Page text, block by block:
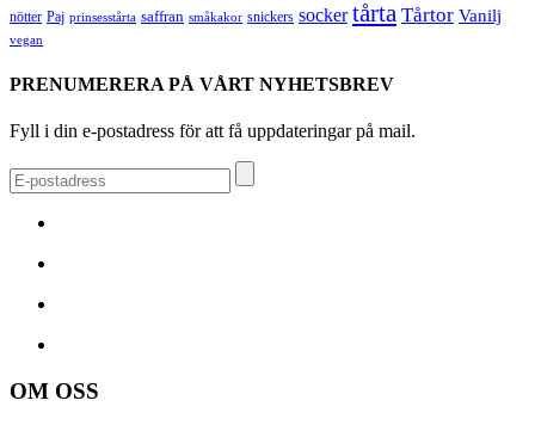
nötter Paj prinsesstårta saffran småkakor snickers socker tårta Tårtor Vanilj
vegan
PRENUMERERA PÅ VÅRT NYHETSBREV
Fyll i din e-postadress för att få uppdateringar på mail.
OM OSS